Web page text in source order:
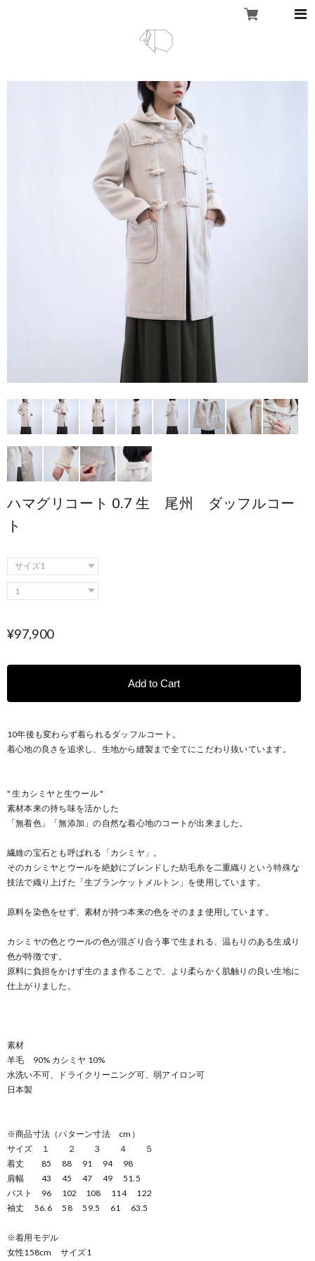
ハマグリコート 0.7 生 尾州 ダッフルコー
ト
¥97,900
Add to Cart
10年後も変わらず着られるダッフルコート。
着心地の良さを追求し、生地から縫製まで全てにこだわり抜いています。
" 生カシミヤと生ウール "
素材本来の持ち味を活かした
「無着色」「無添加」の自然な着心地のコートが出来ました。
繊維の宝石とも呼ばれる「カシミヤ」。
そのカシミヤとウールを絶妙にブレンドした紡毛糸を二重織りという特殊な
技法で織り上げた「生ブランケットメルトン」を使用しています。
原料を染色をせず、素材が持つ本来の色をそのまま使用しています。
カシミヤの色とウールの色が混ざり合う事で生まれる、温もりのある生成り
色が特徴です。
原料に負担をかけず生のまま作ることで、より柔らかく肌触りの良い生地に
仕上がりました。
素材
羊毛 90% カシミヤ 10%
水洗い不可、ドライクリーニング可、弱アイロン可
日本製
※商品寸法（パターン寸法 cm）
サイズ １ ２ ３ ４ ５
着丈 85 88 91 94 98
肩幅 43 45 47 49 51.5
バスト 96 102 108 114 122
袖丈 56.6 58 59.5 61 63.5
※着用モデル
女性158cm サイズ1